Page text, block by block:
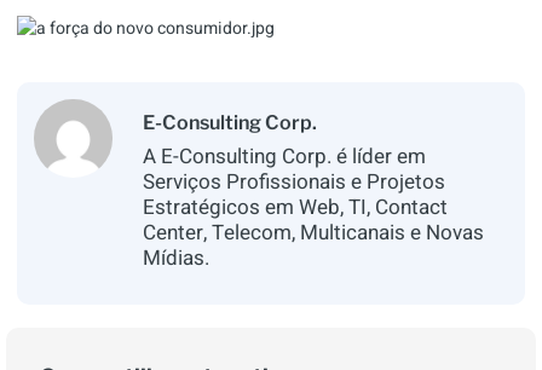
E-Consulting Corp.
A E-Consulting Corp. é líder em
Serviços Profissionais e Projetos
Estratégicos em Web, TI, Contact
Center, Telecom, Multicanais e Novas
Mídias.